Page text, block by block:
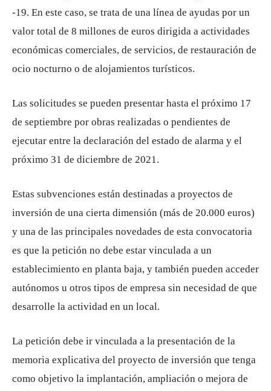
-19. En este caso, se trata de una línea de ayudas por un
valor total de 8 millones de euros dirigida a actividades
económicas comerciales, de servicios, de restauración de
ocio nocturno o de alojamientos turísticos.
Las solicitudes se pueden presentar hasta el próximo 17
de septiembre por obras realizadas o pendientes de
ejecutar entre la declaración del estado de alarma y el
próximo 31 de diciembre de 2021.
Estas subvenciones están destinadas a proyectos de
inversión de una cierta dimensión (más de 20.000 euros)
y una de las principales novedades de esta convocatoria
es que la petición no debe estar vinculada a un
establecimiento en planta baja, y también pueden acceder
autónomos u otros tipos de empresa sin necesidad de que
desarrolle la actividad en un local.
La petición debe ir vinculada a la presentación de la
memoria explicativa del proyecto de inversión que tenga
como objetivo la implantación, ampliación o mejora de